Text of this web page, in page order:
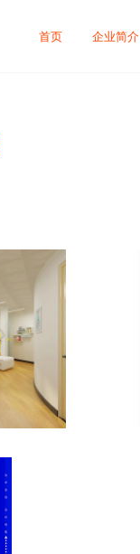
首页 企业简介